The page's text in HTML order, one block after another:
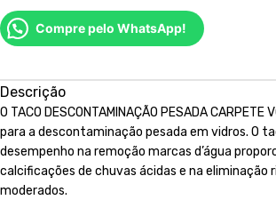
Compre pelo WhatsApp!
Descrição
O TACO DESCONTAMINAÇÃO PESADA CARPETE
para a descontaminação pesada em vidros. O
desempenho na remoção marcas d’água
calcificações de chuvas ácidas e na eliminação
moderados.